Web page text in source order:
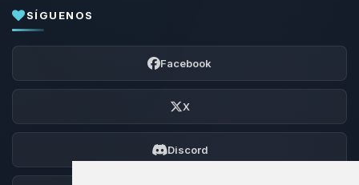
SÍGUENOS
Facebook
X
Discord